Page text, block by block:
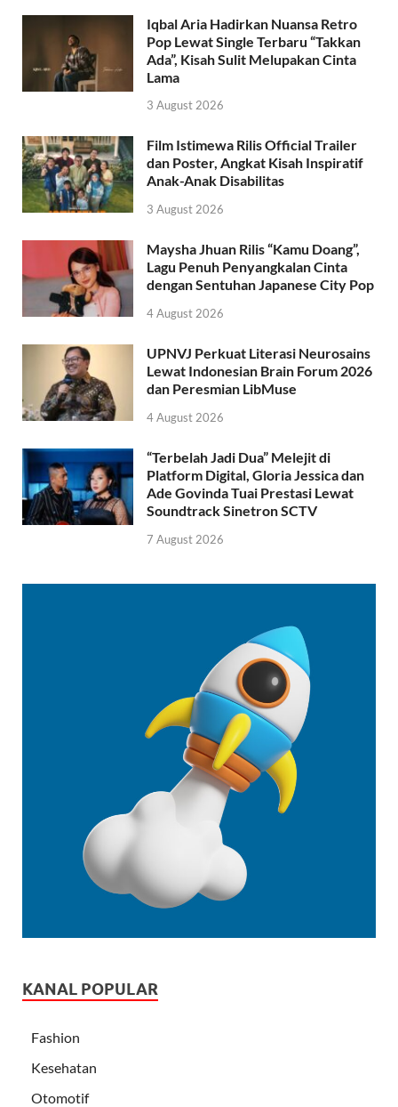
Iqbal Aria Hadirkan Nuansa Retro
Pop Lewat Single Terbaru “Takkan
Ada”, Kisah Sulit Melupakan Cinta
Lama
3 August 2026
Film Istimewa Rilis Official Trailer
dan Poster, Angkat Kisah Inspiratif
Anak-Anak Disabilitas
3 August 2026
Maysha Jhuan Rilis “Kamu Doang”,
Lagu Penuh Penyangkalan Cinta
dengan Sentuhan Japanese City Pop
4 August 2026
UPNVJ Perkuat Literasi Neurosains
Lewat Indonesian Brain Forum 2026
dan Peresmian LibMuse
4 August 2026
“Terbelah Jadi Dua” Melejit di
Platform Digital, Gloria Jessica dan
Ade Govinda Tuai Prestasi Lewat
Soundtrack Sinetron SCTV
7 August 2026
KANAL POPULAR
Fashion
Kesehatan
Otomotif